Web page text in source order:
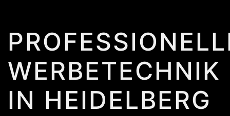
WERBETECHNIK
IN HEIDELBERG